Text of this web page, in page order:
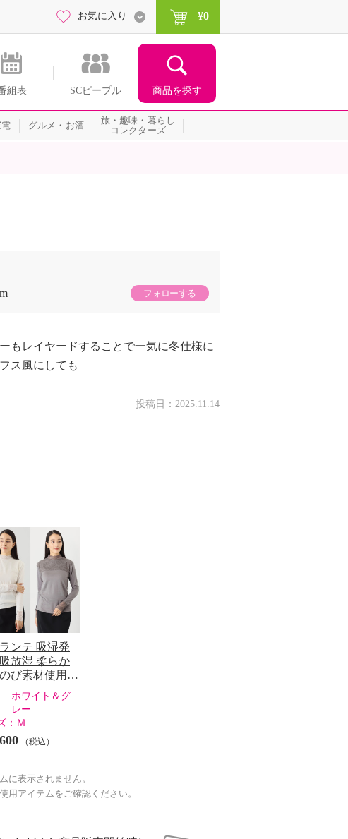
組表 SCピープル 商品を探す
お気に入り ¥0
グルメ・お酒
旅・趣味・暮らし
コレクターズ
フォローする
もレイヤードすることで一気に冬仕様に
ス風にしても
投稿日： 2025.11.14
ンテ 吸湿発
放湿 柔らか
び素材使用…
ホワイト＆グ
レー
： Ｍ
（税込）
に表示されません。
用アイテムをご確認ください。